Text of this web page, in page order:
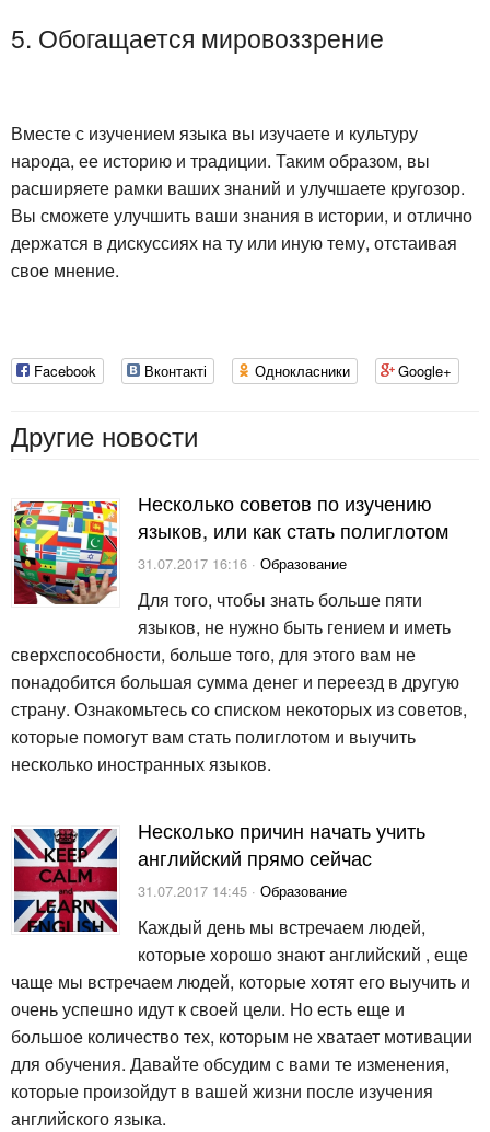
5. Обогащается мировоззрение
Вместе с изучением языка вы изучаете и культуру
народа, ее историю и традиции. Таким образом, вы
расширяете рамки ваших знаний и улучшаете кругозор.
Вы сможете улучшить ваши знания в истории, и отлично
держатся в дискуссиях на ту или иную тему, отстаивая
свое мнение.
Facebook Вконтакті Однокласники Google+
Другие новости
Несколько советов по изучению
языков, или как стать полиглотом
31.07.2017 16:16 · Образование
Для того, чтобы знать больше пяти
языков, не нужно быть гением и иметь
сверхспособности, больше того, для этого вам не
понадобится большая сумма денег и переезд в другую
страну. Ознакомьтесь со списком некоторых из советов,
которые помогут вам стать полиглотом и выучить
несколько иностранных языков.
Несколько причин начать учить
английский прямо сейчас
31.07.2017 14:45 · Образование
Каждый день мы встречаем людей,
которые хорошо знают английский , еще
чаще мы встречаем людей, которые хотят его выучить и
очень успешно идут к своей цели. Но есть еще и
большое количество тех, которым не хватает мотивации
для обучения. Давайте обсудим с вами те изменения,
которые произойдут в вашей жизни после изучения
английского языка.